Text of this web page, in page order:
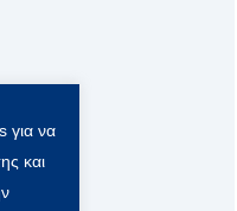
για να
και